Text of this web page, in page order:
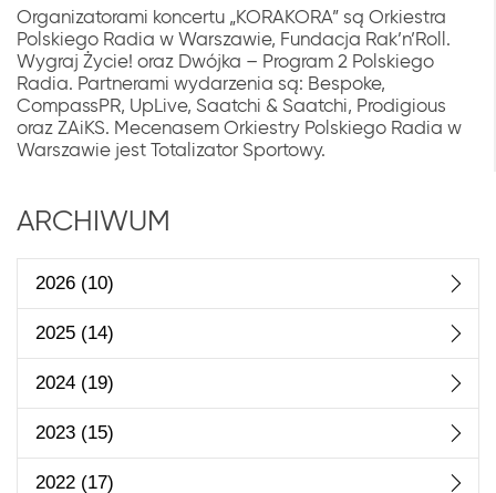
Organizatorami koncertu „KORAKORA” są Orkiestra
Polskiego Radia w Warszawie, Fundacja Rak’n’Roll.
Wygraj Życie! oraz Dwójka – Program 2 Polskiego
Radia. Partnerami wydarzenia są: Bespoke,
CompassPR, UpLive, Saatchi & Saatchi, Prodigious
oraz ZAiKS. Mecenasem Orkiestry Polskiego Radia w
Warszawie jest Totalizator Sportowy.
ARCHIWUM
2026 (10)
2025 (14)
2024 (19)
2023 (15)
2022 (17)